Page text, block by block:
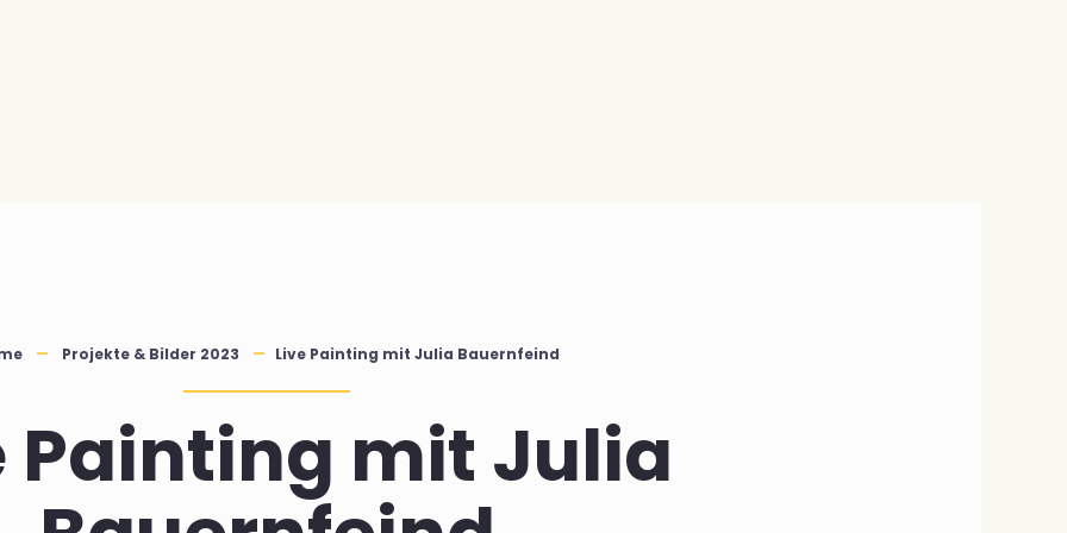
Projekte & Bilder 2023 Live Painting mit Julia Bauernfeind
Painting mit Julia